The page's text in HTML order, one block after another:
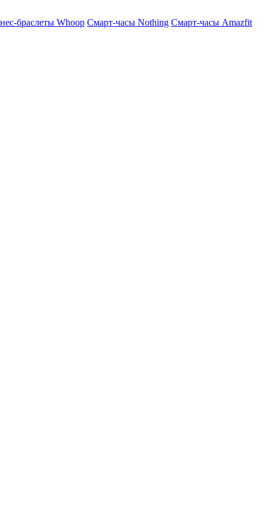
браслеты Whoop Смарт-часы Nothing Смарт-часы Amazfit